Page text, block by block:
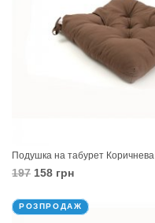
Подушка на табурет Коричнева
197 158 грн
РОЗПРОДАЖ